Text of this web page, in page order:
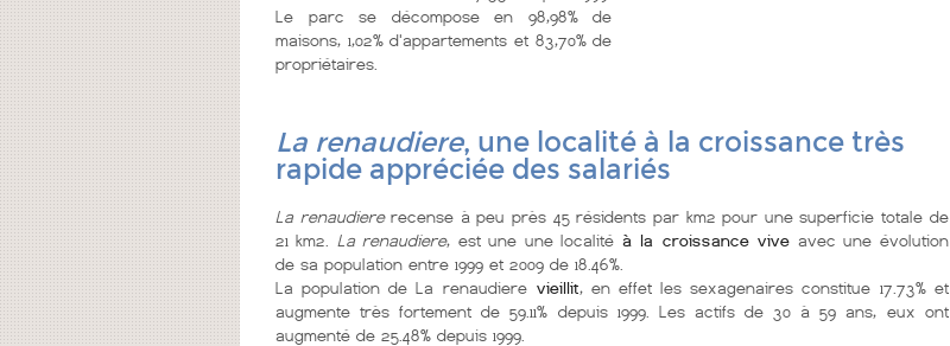
Le parc se décompose en 98,98% de
maisons, 1,02% d'appartements et 83,70% de
propriétaires.
La renaudiere, une localité à la croissance très
rapide appréciée des salariés
La renaudiererecense à peu près 45 résidents par km2 pour une superficie totale de
21 km2. La renaudiere, est une une localité à la croissance vive avec une évolution
de sa population entre 1999 et 2009 de 18.46%.
La population de La renaudierevieillit, en effet les sexagenaires constitue 17.73% et
augmente très fortement de 59.11% depuis 1999. Les actifs de 30 à 59 ans, eux ont
augmenté de 25.48% depuis 1999.